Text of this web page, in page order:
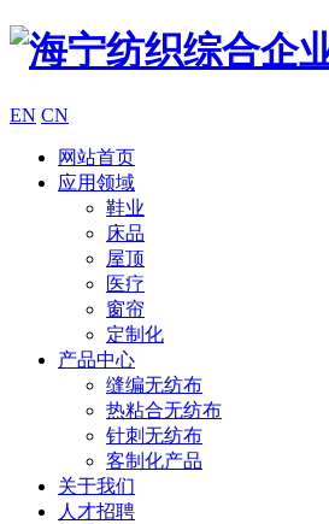
EN CN
网站首页
应用领域
鞋业
床品
屋顶
医疗
窗帘
定制化
产品中心
缝编无纺布
热粘合无纺布
针刺无纺布
客制化产品
关于我们
人才招聘